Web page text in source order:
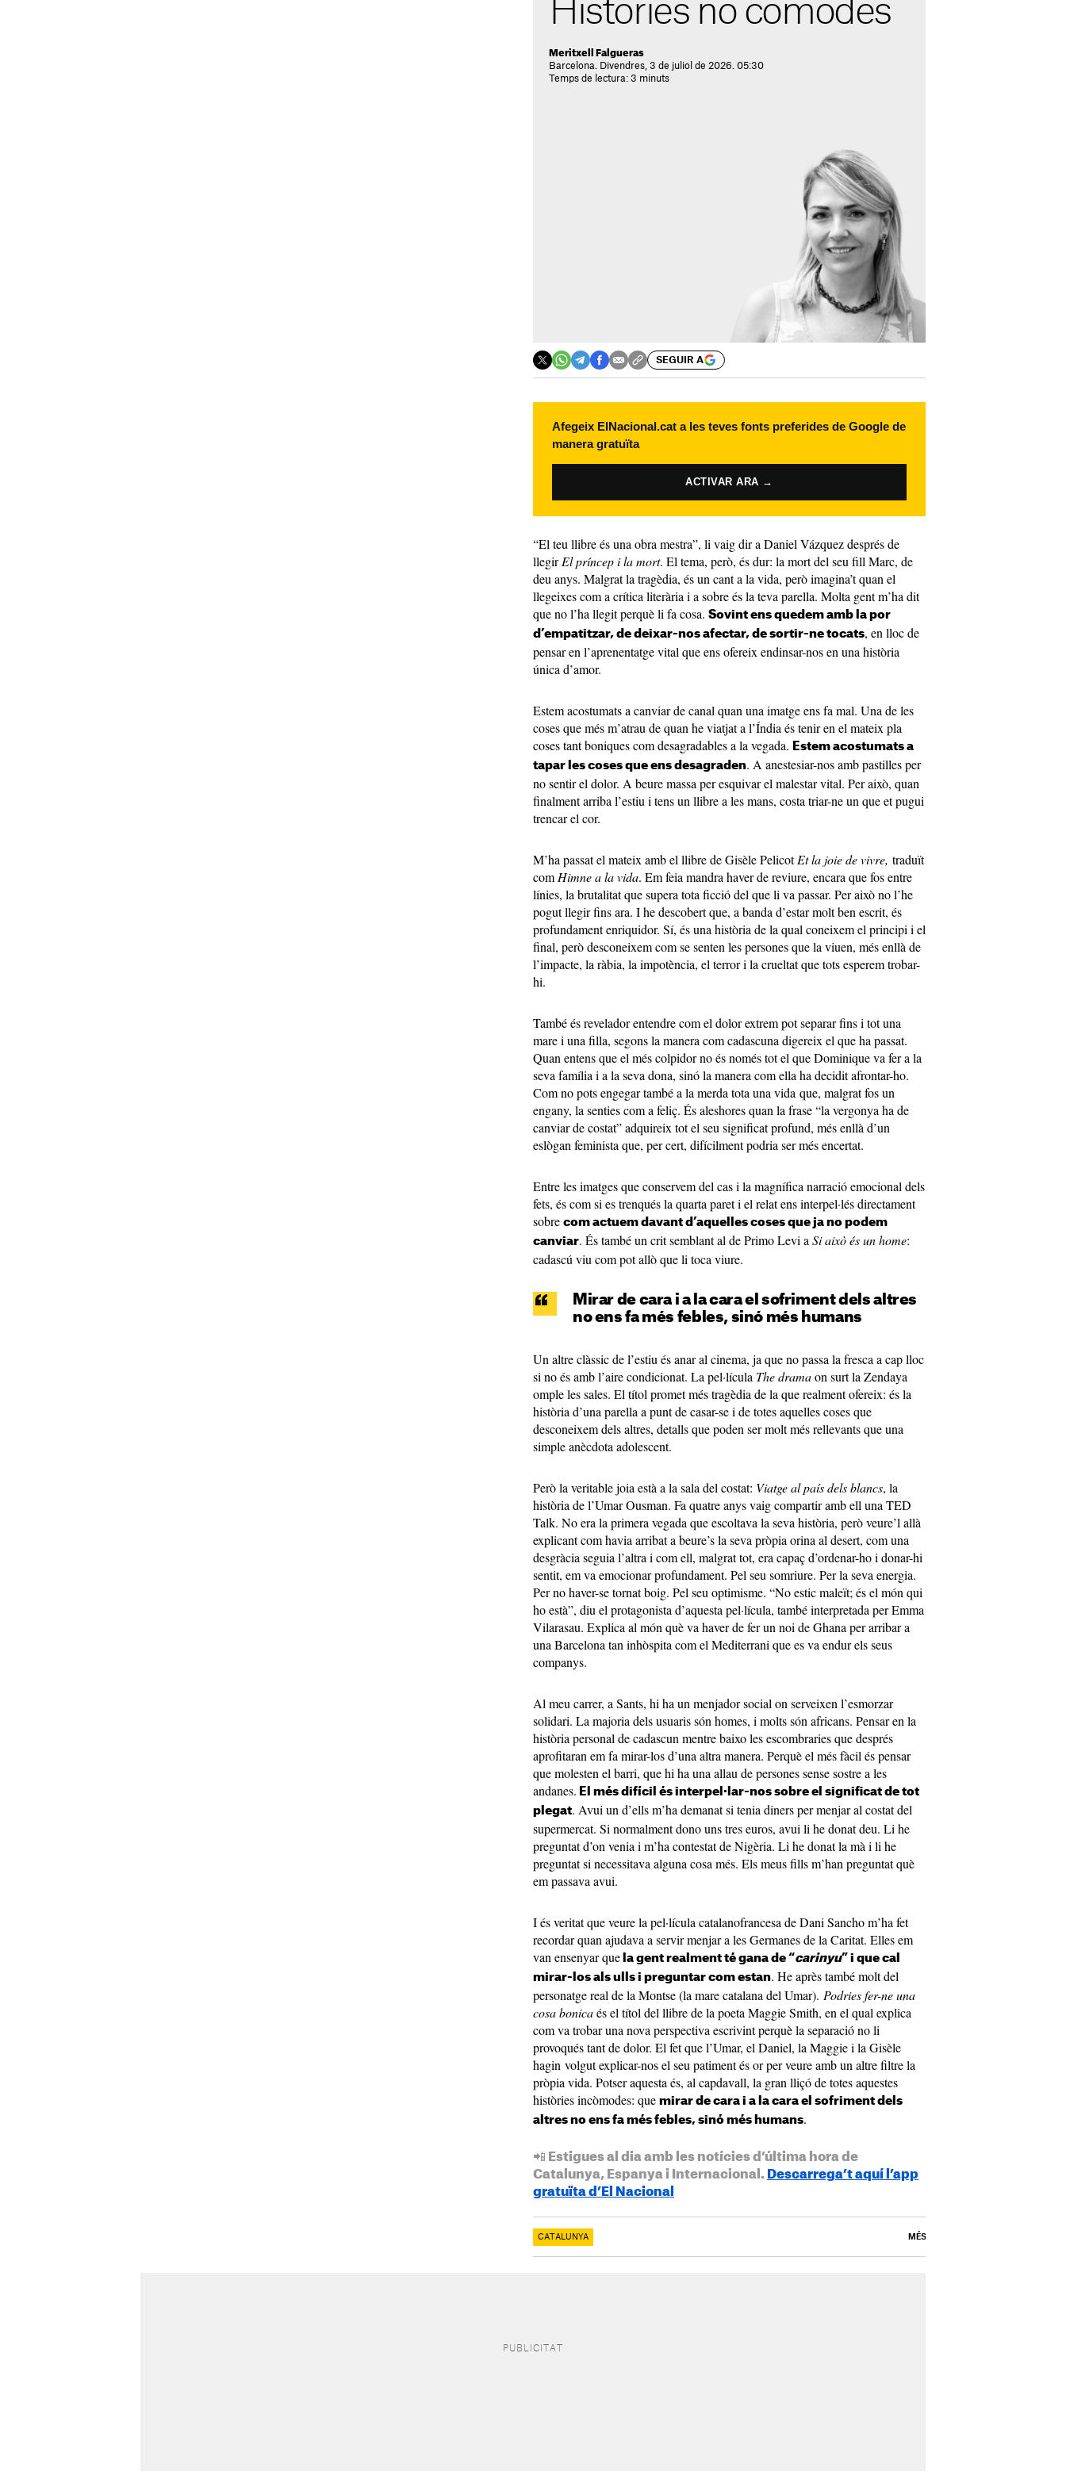
Històries no còmodes
Meritxell Falgueras
Barcelona. Divendres, 3 de juliol de 2026. 05:30
Temps de lectura: 3 minuts
SEGUIR A
Afegeix ElNacional.cat a les teves fonts preferides de Google de
manera gratuïta
ACTIVAR ARA →
“El teu llibre és una obra mestra”, li vaig dir a Daniel Vázquez després de
llegirEl príncep i la mort. El tema, però, és dur: la mort del seu fill Marc, de
deu anys. Malgrat la tragèdia, és un cant a la vida, però imagina’t quan el
llegeixes com a crítica literària i a sobre és la teva parella. Molta gent m’ha dit
que no l’ha llegit perquè li fa cosa. Sovint ens quedem amb la por
d’empatitzar, de deixar-nos afectar, de sortir-ne tocats, en lloc de
pensar en l’aprenentatge vital que ens ofereix endinsar-nos en una història
única d’amor.
Estem acostumats a canviar de canal quan una imatge ens fa mal. Una de les
coses que més m’atrau de quan he viatjat a l’Índia és tenir en el mateix pla
coses tant boniques com desagradables a la vegada. Estem acostumats a
tapar les coses que ens desagraden. A anestesiar-nos amb pastilles per
no sentir el dolor. A beure massa per esquivar el malestar vital. Per això, quan
finalment arriba l’estiu i tens un llibre a les mans, costa triar-ne un que et pugui
trencar el cor.
M’ha passat el mateix amb el llibre de Gisèle PelicotEt la joie de vivre, traduït
com Himne a la vida. Em feia mandra haver de reviure, encara que fos entre
línies, la brutalitat que supera tota ficció del que li va passar. Per això no l’he
pogut llegir fins ara. I he descobert que, a banda d’estar molt ben escrit, és
profundament enriquidor. Sí, és una història de la qual coneixem el principi i el
final, però desconeixem com se senten les persones que la viuen, més enllà de
l’impacte, la ràbia, la impotència, el terror i la crueltat que tots esperem trobar-
hi.
També és revelador entendre com el dolor extrem pot separar fins i tot una
mare i una filla, segons la manera com cadascuna digereix el que ha passat.
Quan entens que el més colpidor no és només tot el que Dominique va fer a la
seva família i a la seva dona, sinó la manera com ella ha decidit afrontar-ho.
Com no pots engegar també a la merda tota una vida que, malgrat fos un
engany, la senties com a feliç. És aleshores quan la frase “la vergonya ha de
canviar de costat” adquireix tot el seu significat profund, més enllà d’un
eslògan feminista que, per cert, difícilment podria ser més encertat.
Entre les imatges que conservem del cas i la magnífica narració emocional dels
fets, és com si es trenqués la quarta paret i el relat ens interpel·lés directament
sobre com actuem davant d’aquelles coses que ja no podem
canviar. És també un crit semblant al de Primo Levi a Si això és un home:
cadascú viu com pot allò que li toca viure.
Mirar de cara i a la cara el sofriment dels altres
no ens fa més febles, sinó més humans
Un altre clàssic de l’estiu és anar al cinema, ja que no passa la fresca a cap lloc
si no és amb l’aire condicionat. La pel·lícula The dramaon surt la Zendaya
omple les sales. El títol promet més tragèdia de la que realment ofereix: és la
història d’una parella a punt de casar-se i de totes aquelles coses que
desconeixem dels altres, detalls que poden ser molt més rellevants que una
simple anècdota adolescent.
Però la veritable joia està a la sala del costat: Viatge al país dels blancs, la
història de l’Umar Ousman. Fa quatre anys vaig compartir amb ell una TED
Talk. No era la primera vegada que escoltava la seva història, però veure’l allà
explicant com havia arribat a beure’s la seva pròpia orina al desert, com una
desgràcia seguia l’altra i com ell, malgrat tot, era capaç d’ordenar-ho i donar-hi
sentit, em va emocionar profundament. Pel seu somriure. Per la seva energia.
Per no haver-se tornat boig. Pel seu optimisme. “No estic maleït; és el món qui
ho està”, diu el protagonista d’aquesta pel·lícula, també interpretada per Emma
Vilarasau. Explica al món què va haver de fer un noi de Ghana per arribar a
una Barcelona tan inhòspita com el Mediterrani que es va endur els seus
companys.
Al meu carrer, a Sants, hi ha un menjador social on serveixen l’esmorzar
solidari. La majoria dels usuaris són homes, i molts són africans. Pensar en la
història personal de cadascun mentre baixo les escombraries que després
aprofitaran em fa mirar-los d’una altra manera. Perquè el més fàcil és pensar
que molesten el barri, que hi ha una allau de persones sense sostre a les
andanes. El més difícil és interpel·lar-nos sobre el significat de tot
plegat. Avui un d’ells m’ha demanat si tenia diners per menjar al costat del
supermercat. Si normalment dono uns tres euros, avui li he donat deu. Li he
preguntat d’on venia i m’ha contestat de Nigèria. Li he donat la mà i li he
preguntat si necessitava alguna cosa més. Els meus fills m’han preguntat què
em passava avui.
I és veritat que veure la pel·lícula catalanofrancesa de Dani Sancho m’ha fet
recordar quan ajudava a servir menjar a les Germanes de la Caritat. Elles em
van ensenyar que la gent realment té gana de “carinyu” i que cal
mirar-los als ulls i preguntar com estan. He après també molt del
personatge real de la Montse (la mare catalana del Umar). Podries fer-ne una
cosa bonicaés el títol del llibre de la poeta Maggie Smith, en el qual explica
com va trobar una nova perspectiva escrivint perquè la separació no li
provoqués tant de dolor. El fet que l’Umar, el Daniel, la Maggie i la Gisèle
hagin volgut explicar-nos el seu patiment és or per veure amb un altre filtre la
pròpia vida. Potser aquesta és, al capdavall, la gran lliçó de totes aquestes
històries incòmodes: que mirar de cara i a la cara el sofriment dels
altres no ens fa més febles, sinó més humans.
📲 Estigues al dia amb les notícies d’última hora de
Catalunya, Espanya i Internacional. Descarrega’t aquí l’app
gratuïta d’El Nacional
CATALUNYA MÉS